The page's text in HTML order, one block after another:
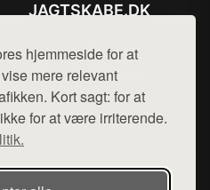
hjemmeside for at
mere relevant
Kort sagt: for at
for at være irriterende.
JAGTSKABE.DK
Mail: hej@want.dk
Cookie- og privatlivspolitik